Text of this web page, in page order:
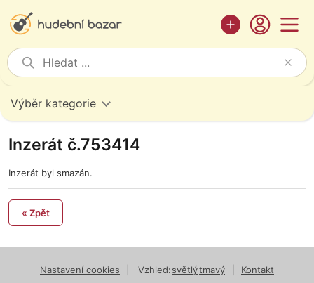
Výběr kategorie
Inzerát č.753414
Inzerát byl smazán.
« Zpět
Nastavení cookies Vzhled:světlýtmavý
Kontakt